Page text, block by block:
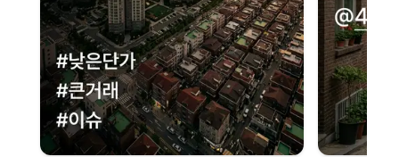
다시 시도